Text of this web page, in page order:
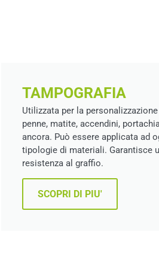
TAMPOGRAFIA
Utilizzata per la
penne, matite, accendini,
ancora. Può essere applicata ad
tipologie di materiali. Garantisce
resistenza al graffio.
SCOPRI DI PIU'